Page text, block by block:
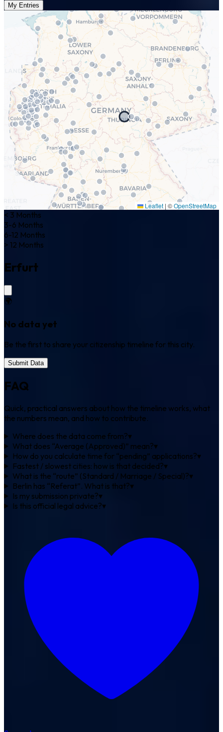
My Entries
Leaflet | ©OpenStreetMap
< 3 Months
3-6 Months
6-12 Months
> 12 Months
Erfurt
🌍
No data yet
Be the first to share your citizenship timeline for this city.
Submit Data
FAQ
Quick, practical answers about how the timeline works, what
the numbers mean, and how to contribute.
Where does the data come from?▾
What does “Average (Approved)” mean?▾
How do you calculate time for “pending” applications?▾
Fastest / slowest cities: how is that decided?▾
What is the “route” (Standard / Marriage / Special)?▾
Berlin has “Referat”. What is that?▾
Is my submission private?▾
Is this official legal advice?▾